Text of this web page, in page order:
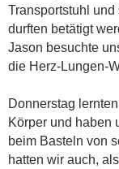
Transportstuhl
durften betätigt
Jason besuchte
die Herz-Lungen-
Donnerstag
Körper und haben
beim Basteln von
hatten wir auch,